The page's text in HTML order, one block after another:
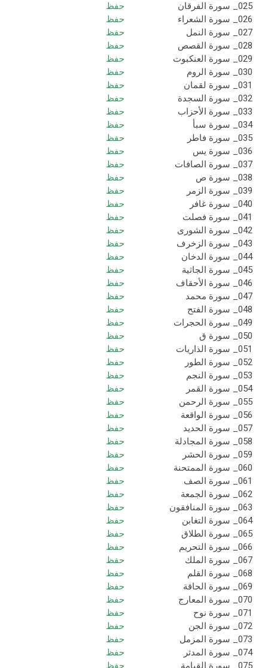
025_ سورة الفرقان
حفظ
026_ سورة الشعراء
حفظ
027_ سورة النمل
حفظ
028_ سورة القصص
حفظ
029_ سورة العنكبوت
حفظ
030_ سورة الروم
حفظ
031_ سورة لقمان
حفظ
032_ سورة السجدة
حفظ
033_ سورة الأحزاب
حفظ
034_ سورة سبأ
حفظ
035_ سورة فاطر
حفظ
036_ سورة يس
حفظ
037_ سورة الصافات
حفظ
038_ سورة ص
حفظ
039_ سورة الزمر
حفظ
040_ سورة غافر
حفظ
041_ سورة فصلت
حفظ
042_ سورة الشورى
حفظ
043_ سورة الزخرف
حفظ
044_ سورة الدخان
حفظ
045_ سورة الجاثية
حفظ
046_ سورة الأحقاف
حفظ
047_ سورة محمد
حفظ
048_ سورة الفتح
حفظ
049_ سورة الحجرات
حفظ
050_ سورة ق
حفظ
051_ سورة الذاريات
حفظ
052_ سورة الطور
حفظ
053_ سورة النجم
حفظ
054_ سورة القمر
حفظ
055_ سورة الرحمن
حفظ
056_ سورة الواقعة
حفظ
057_ سورة الحديد
حفظ
058_ سورة المجادلة
حفظ
059_ سورة الحشر
حفظ
060_ سورة الممتحنة
حفظ
061_ سورة الصف
حفظ
062_ سورة الجمعة
حفظ
063_ سورة المنافقون
حفظ
064_ سورة التغابن
حفظ
065_ سورة الطلاق
حفظ
066_ سورة التحريم
حفظ
067_ سورة الملك
حفظ
068_ سورة القلم
حفظ
069_ سورة الحاقة
حفظ
070_ سورة المعارج
حفظ
071_ سورة نوح
حفظ
072_ سورة الجن
حفظ
073_ سورة المزمل
حفظ
074_ سورة المدثر
حفظ
075_ سورة القيامة
حفظ